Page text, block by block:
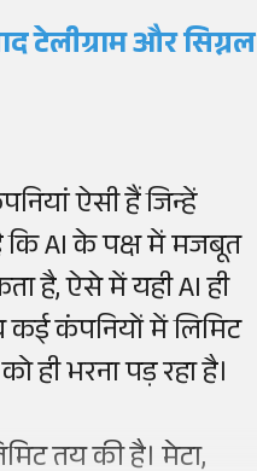
टेलीग्राम और सिग्नल
ऐसी हैं जिन्हें
कि AI के पक्ष में मजबूत
है, ऐसे में यही AI ही
कई कंपनियों में लिमिट
ही भरना पड़ रहा है।
तय की है। मेटा,